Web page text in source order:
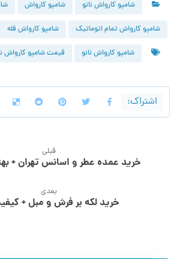
شامپو کارواش نانو شامپو کارواش
شامپو کارواش تمام اتوماتیک شامپو کارواش فله
شامپو کارواش نانو قیمت شامپو کارواش
قبلی
خرید عمده عطر و اسانس تهران +
بعدی
خرید لکه بر فرش و مبل +